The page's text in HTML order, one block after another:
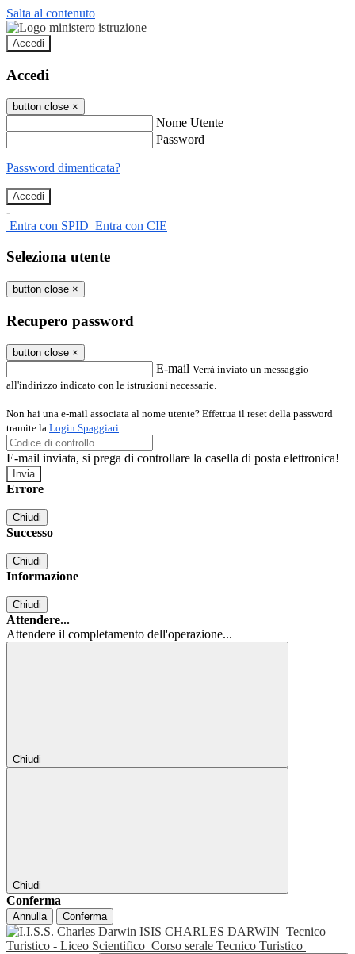
Salta al contenuto
Accedi
Accedi
button close ×
Nome Utente
Password
Password dimenticata?
-
Entra con SPID Entra con CIE
Seleziona utente
button close ×
Recupero password
button close ×
E-mail Verrà inviato un messaggio
all'indirizzo indicato con le istruzioni necessarie.
Non hai una e-mail associata al nome utente? Effettua il reset della password
tramite la Login Spaggiari
E-mail inviata, si prega di controllare la casella di posta elettronica!
Errore
Chiudi
Successo
Chiudi
Informazione
Chiudi
Attendere...
Attendere il completamento dell'operazione...
Chiudi
Chiudi
Conferma
Annulla Conferma
ISIS CHARLES DARWIN Tecnico
Turistico - Liceo Scientifico Corso serale Tecnico Turistico